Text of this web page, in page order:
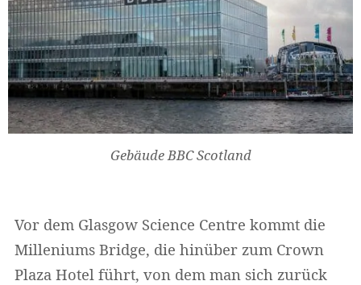
Gebäude BBC Scotland
Vor dem Glasgow Science Centre kommt die
Milleniums Bridge, die hinüber zum Crown
Plaza Hotel führt, von dem man sich zurück